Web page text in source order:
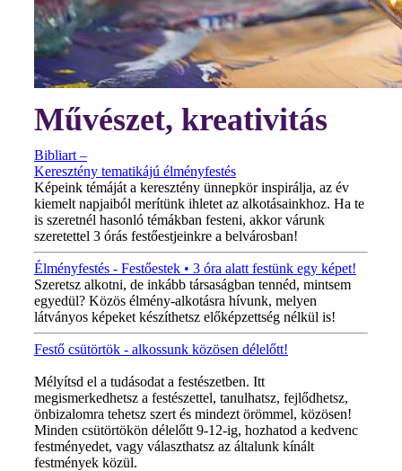
Művészet, kreativitás
Bibliart –
Keresztény tematikájú élményfestés
Képeink témáját a keresztény ünnepkör inspirálja, az év
kiemelt napjaiból merítünk ihletet az alkotásainkhoz. Ha te
is szeretnél hasonló témákban festeni, akkor várunk
szeretettel 3 órás festőestjeinkre a belvárosban!
Élményfestés - Festőestek • 3 óra alatt festünk egy képet!
Szeretsz alkotni, de inkább társaságban tennéd, mintsem
egyedül? Közös élmény-alkotásra hívunk, melyen
látványos képeket készíthetsz előképzettség nélkül is!
Festő csütörtök - alkossunk közösen délelőtt!
Mélyítsd el a tudásodat a festészetben. Itt
megismerkedhetsz a festészettel, tanulhatsz, fejlődhetsz,
önbizalomra tehetsz szert és mindezt örömmel, közösen!
Minden csütörtökön délelőtt 9-12-ig, hozhatod a kedvenc
festményedet, vagy választhatsz az általunk kínált
festmények közül.